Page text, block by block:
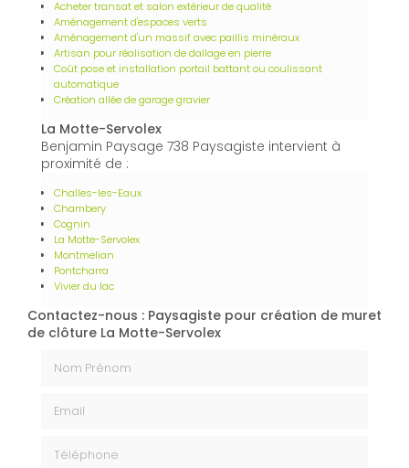
Acheter transat et salon extérieur de qualité
Aménagement d'espaces verts
Aménagement d'un massif avec paillis minéraux
Artisan pour réalisation de dallage en pierre
Coût pose et installation portail battant ou coulissant
automatique
Création allée de garage gravier
La Motte-Servolex
Benjamin Paysage 738 Paysagiste intervient à
proximité de :
Challes-les-Eaux
Chambery
Cognin
La Motte-Servolex
Montmelian
Pontcharra
Vivier du lac
Contactez-nous : Paysagiste pour création de muret
de clôture La Motte-Servolex